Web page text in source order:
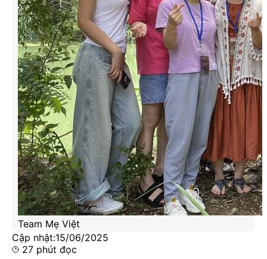
Team Mẹ Việt
Cập nhật:15/06/2025
27 phút đọc